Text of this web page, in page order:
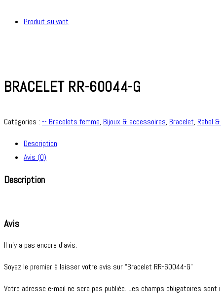
Produit suivant
BRACELET RR-60044-G
Catégories : -- Bracelets femme, Bijoux & accessoires, Bracelet, Rebel
Description
Avis (0)
Description
Avis
Il n’y a pas encore d’avis.
Soyez le premier à laisser votre avis sur “Bracelet RR-60044-G”
Votre adresse e-mail ne sera pas publiée. Les champs obligatoires sont